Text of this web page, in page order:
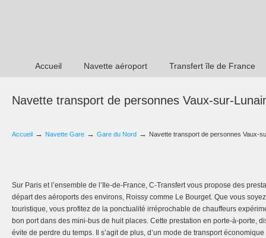
Accueil Navette aéroport Transfert île de France
Navette transport de personnes Vaux-sur-
Accueil → Navette Gare → Gare du Nord → Navette transport de personnes Vaux-
Sur Paris et l’ensemble de l’Ile-de-France, C-Transfert vous propose des
départ des aéroports des environs, Roissy comme Le Bourget. Que vous
touristique, vous profitez de la ponctualité irréprochable de chauffeurs
bon port dans des mini-bus de huit places. Cette prestation en porte-à-porte,
évite de perdre du temps. Il s’agit de plus, d’un mode de transport